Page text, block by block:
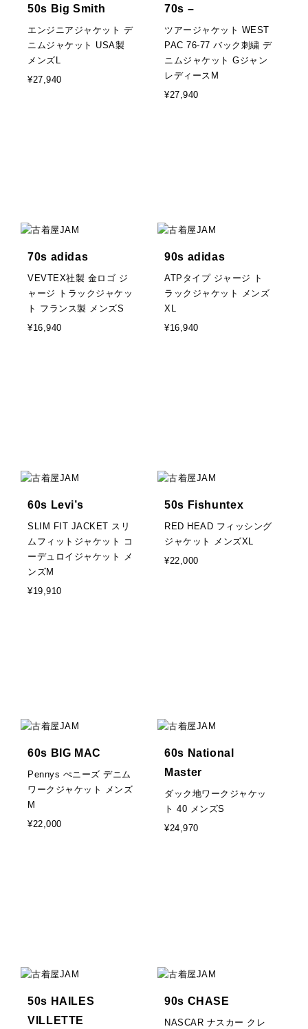
50s Big Smith
エンジニアジャケット デ
ニムジャケット USA製
メンズL
¥27,940
70s –
ツアージャケット WEST
PAC 76-77 バック刺繍 デ
ニムジャケット Gジャン
レディースM
¥27,940
70s adidas
VEVTEX社製 金ロゴ ジ
ャージ トラックジャケッ
ト フランス製 メンズS
¥16,940
90s adidas
ATPタイプ ジャージ ト
ラックジャケット メンズ
XL
¥16,940
60s Levi’s
SLIM FIT JACKET スリ
ムフィットジャケット コ
ーデュロイジャケット メ
ンズM
¥19,910
50s Fishuntex
RED HEAD フィッシング
ジャケット メンズXL
¥22,000
60s BIG MAC
Pennys ぺニーズ デニム
ワークジャケット メンズ
M
¥22,000
60s National
Master
ダック地ワークジャケッ
ト 40 メンズS
¥24,970
50s HAILES
VILLETTE
90s CHASE
NASCAR ナスカー クレ